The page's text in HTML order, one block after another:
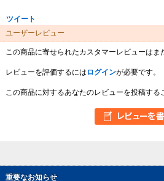
重要なお知らせ
ツイート
ユーザーレビュー
この商品に寄せられたカスタマーレビューはま
レビューを評価するには ログインが必要です。
この商品に対するあなたのレビューを投稿する